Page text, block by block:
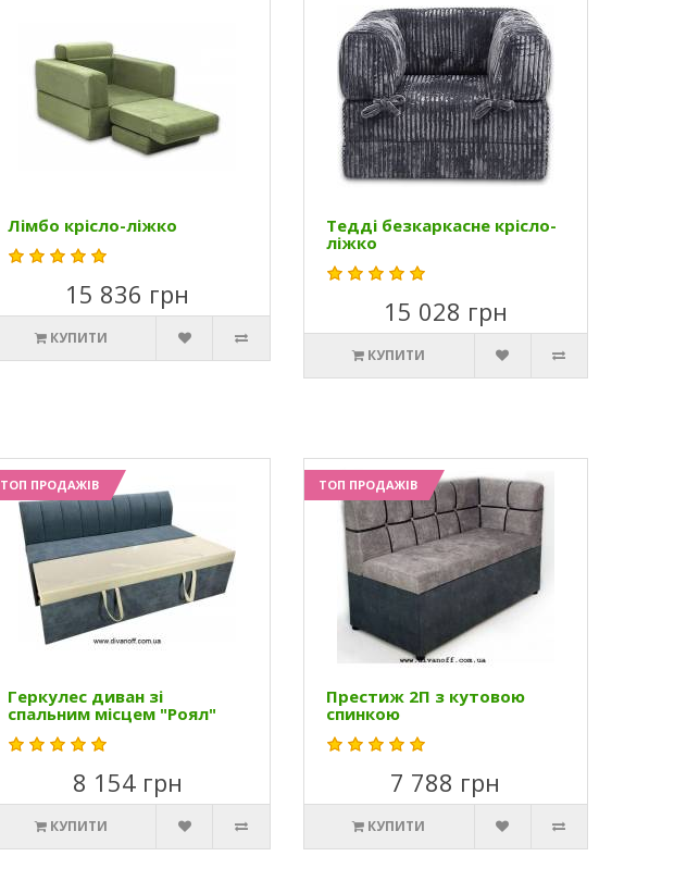
Лімбо крісло-ліжко
15 836 грн
КУПИТИ
Тедді безкаркасне крісло-
ліжко
15 028 грн
КУПИТИ
ТОП ПРОДАЖІВ
Геркулес диван зі
спальним місцем "Роял"
8 154 грн
КУПИТИ
ТОП ПРОДАЖІВ
Престиж 2П з кутовою
спинкою
7 788 грн
КУПИТИ